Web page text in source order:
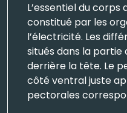
L’essentiel du
constitué par les
l’électricité. Les
situés dans la
derrière la tête. Le
côté ventral juste
pectorales